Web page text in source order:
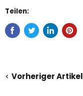
Teilen:
Vorheriger Artikel